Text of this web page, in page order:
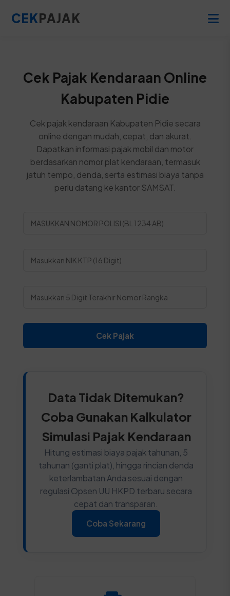
CEKPAJAK
Cek Pajak Kendaraan Online
Kabupaten Pidie
Cek pajak kendaraan Kabupaten Pidie secara
online dengan mudah, cepat, dan akurat.
Dapatkan informasi pajak mobil dan motor
berdasarkan nomor plat kendaraan, termasuk
jatuh tempo, denda, serta estimasi biaya tanpa
perlu datang ke kantor SAMSAT.
Cek Pajak
Data Tidak Ditemukan?
Coba Gunakan Kalkulator
Simulasi Pajak Kendaraan
Hitung estimasi biaya pajak tahunan, 5
tahunan (ganti plat), hingga rincian denda
keterlambatan Anda sesuai dengan
regulasi Opsen UU HKPD terbaru secara
cepat dan transparan.
Coba Sekarang